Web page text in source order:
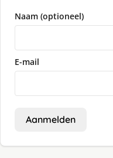
Naam (optioneel)
E-mail
Aanmelden